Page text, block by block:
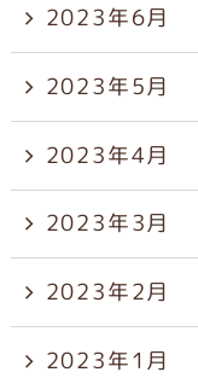
2023年6月
2023年5月
2023年4月
2023年3月
2023年2月
2023年1月